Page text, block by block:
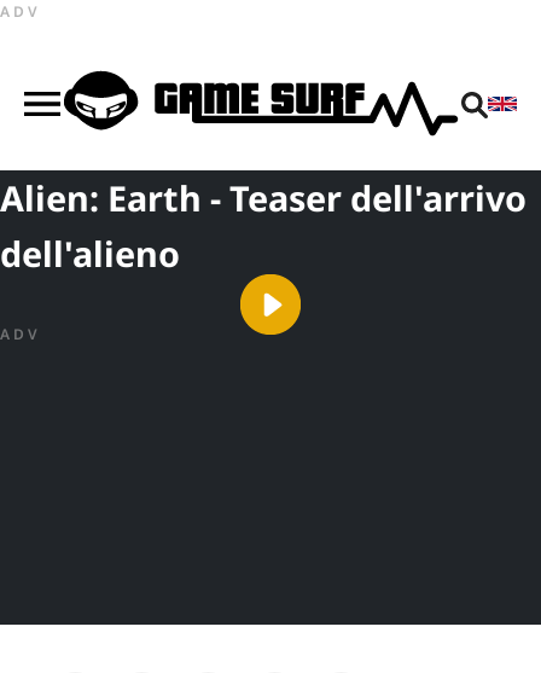
ADV
Alien: Earth - Teaser dell'arrivo
dell'alieno
ADV